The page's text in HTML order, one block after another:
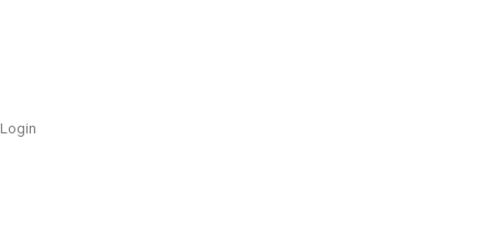
Login